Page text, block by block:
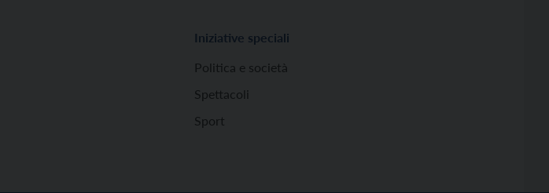
Iniziative speciali
Politica e società
Spettacoli
Sport